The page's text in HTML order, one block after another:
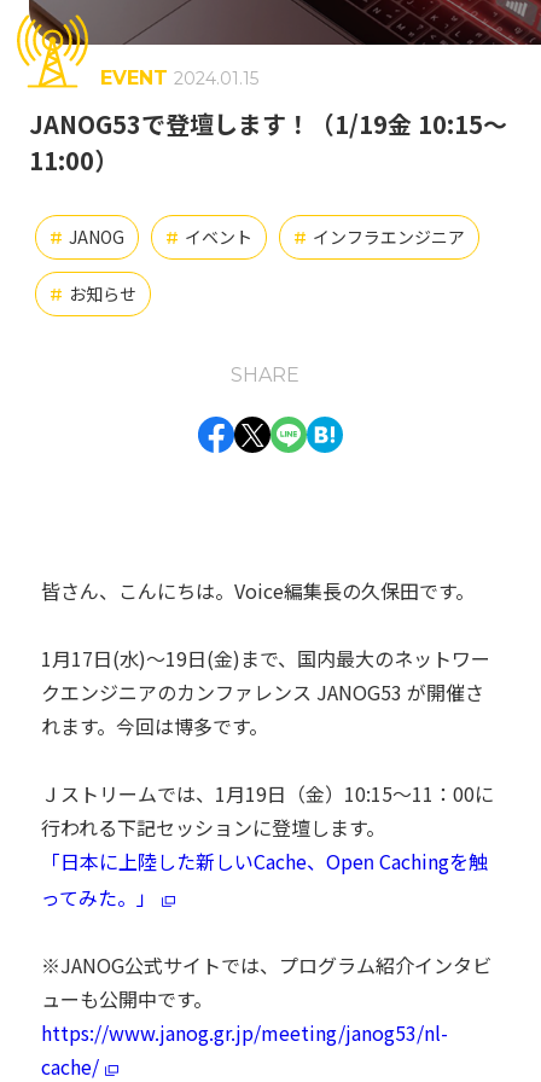
#
# インフラエンジニア # オンプレミス # お知らせ
フロントエンドエンジニア
業務紹介 # 組織の魅力
タグ一覧
EVENT 2024.01.15
JANOG53で登壇します！（1/19金 10:15～
11:00）
# JANOG # イベント # インフラエンジニア
# お知らせ
SHARE
Facebook
Twitter
LineHatena
皆さん、こんにちは。Voice編集長の久保田です。
1月17日(水)～19日(金)まで、国内最大のネットワー
クエンジニアのカンファレンス JANOG53 が開催さ
れます。今回は博多です。
Ｊストリームでは、1月19日（金）10:15～11：00に
行われる下記セッションに登壇します。
「日本に上陸した新しいCache、Open Cachingを触
ってみた。」
※JANOG公式サイトでは、プログラム紹介インタビ
ューも公開中です。
https://www.janog.gr.jp/meeting/janog53/nl-
cache/